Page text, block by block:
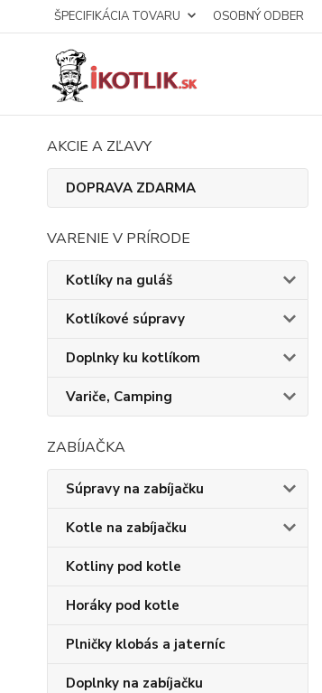
ŠPECIFIKÁCIA TOVARU OSOBNÝ ODBER
AKCIE A ZĽAVY
DOPRAVA ZDARMA
VARENIE V PRÍRODE
Kotlíky na guláš
Kotlíkové súpravy
Doplnky ku kotlíkom
Variče, Camping
ZABÍJAČKA
Súpravy na zabíjačku
Kotle na zabíjačku
Kotliny pod kotle
Horáky pod kotle
Plničky klobás a jaterníc
Doplnky na zabíjačku